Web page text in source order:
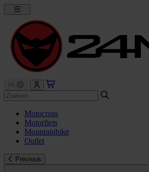
Motocross
Motorfiets
Mountainbike
Outlet
Previous